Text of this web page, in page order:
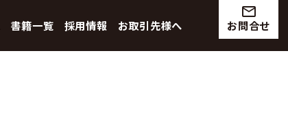
書籍一覧 採用情報 お取引先様へ
mail_outline
お問合せ